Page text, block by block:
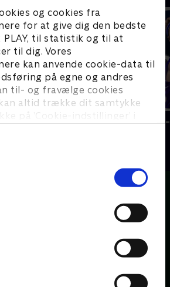
og cookies fra
for at give dig den bedste
PLAY, til statistik og til at
til dig. Vores
kan anvende cookie-data til
på egne og andres
til- og fravælge cookies
altid trække dit samtykke
på ’Cookie-indstillinger’ iBadminton